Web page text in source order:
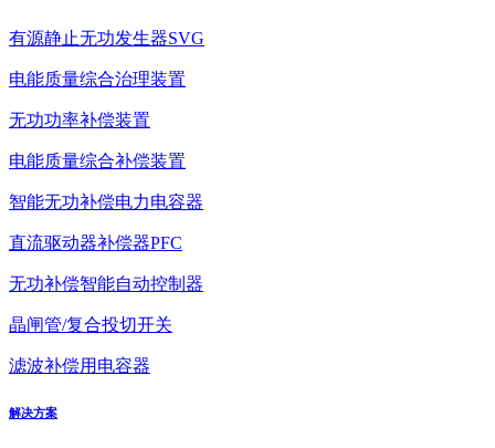
有源静止无功发生器SVG
电能质量综合治理装置
无功功率补偿装置
电能质量综合补偿装置
智能无功补偿电力电容器
直流驱动器补偿器PFC
无功补偿智能自动控制器
晶闸管/复合投切开关
滤波补偿用电容器
解决方案